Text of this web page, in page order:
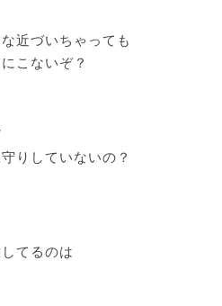
近づいちゃっても
こないぞ？
りしていないの？
てるのは